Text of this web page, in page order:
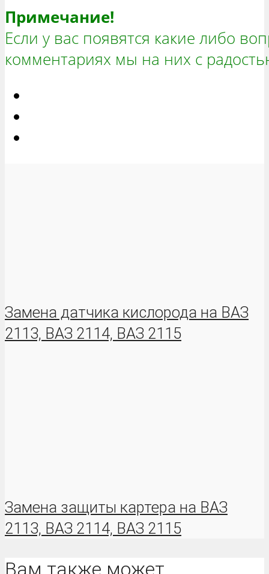
Примечание!
Если у вас появятся какие либо
комментариях мы на них с
Замена датчика кислорода на ВАЗ
2113, ВАЗ 2114, ВАЗ 2115
Замена защиты картера на ВАЗ
2113, ВАЗ 2114, ВАЗ 2115
Вам также может